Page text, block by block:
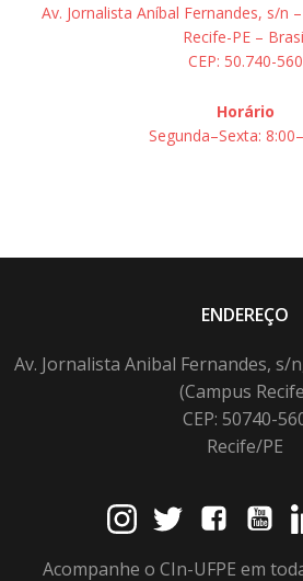
Av. Jornalista Aníbal Fernandes, s/n
Recife-PE –
CEP: 50.740-560
Horário
Segunda–Sexta:
ENDEREÇO
Av. Jornalista Anibal Fernandes, s/
(Campus
CEP: 50740-
Recife/PE
Acompanhe o CIn-UFPE em